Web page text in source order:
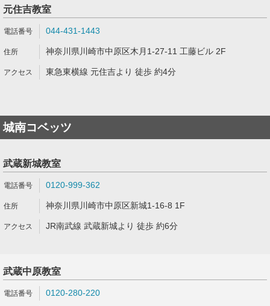
元住吉教室
044-431-1443
神奈川県川崎市中原区木月1-27-11 工藤ビル 2F
東急東横線 元住吉より 徒歩 約4分
城南コベッツ
武蔵新城教室
0120-999-362
神奈川県川崎市中原区新城1-16-8 1F
JR南武線 武蔵新城より 徒歩 約6分
武蔵中原教室
0120-280-220